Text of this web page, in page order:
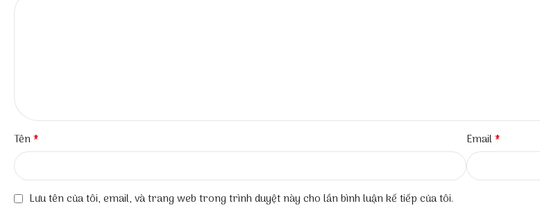
Tên* Email*
Lưu tên của tôi, email, và trang web trong trình duyệt này cho lần bình luận kế tiếp của tôi.